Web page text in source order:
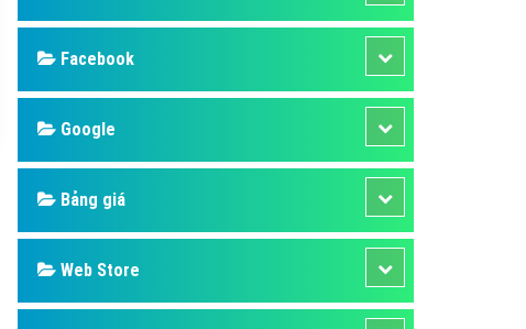
Hỏi đáp quảng cáo mobile
Hỏi đáp quảng cáo Online
Hỏi đáp quảng cáo Skype
Hỏi đáp Domain & Hosting
Hỏi đáp viết bài Marketing
Facebook
Google
Bảng giá
Web Store